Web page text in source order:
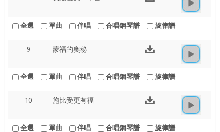
全選 單曲 伴唱 合唱鋼琴譜 旋律譜
9 蒙福的奧秘
全選 單曲 伴唱 合唱鋼琴譜 旋律譜
10 施比受更有福
全選 單曲 伴唱 合唱鋼琴譜 旋律譜